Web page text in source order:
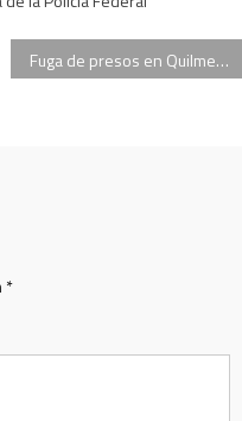
Fuga de presos en Quilmes: desafectaron al titular de la comisaría
*